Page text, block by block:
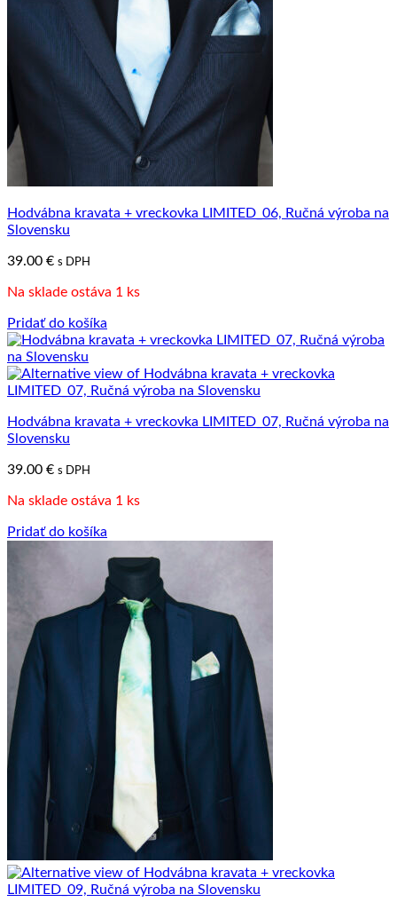
Hodvábna kravata + vreckovka LIMITED_06, Ručná výroba na
Slovensku
39.00 € s DPH
Na sklade ostáva 1 ks
Pridať do košíka
Hodvábna kravata + vreckovka LIMITED_07, Ručná výroba na
Slovensku
39.00 € s DPH
Na sklade ostáva 1 ks
Pridať do košíka